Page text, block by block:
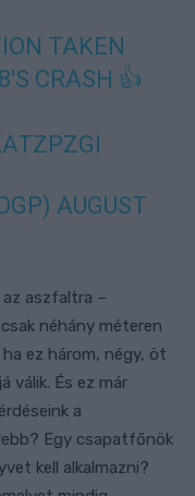
TAKEN
'S CRASH 👍
AUGUST
aszfaltra –
néhány méteren
ez három, négy, öt
válik. És ez már
a
Egy csapatfőnök
kell alkalmazni?